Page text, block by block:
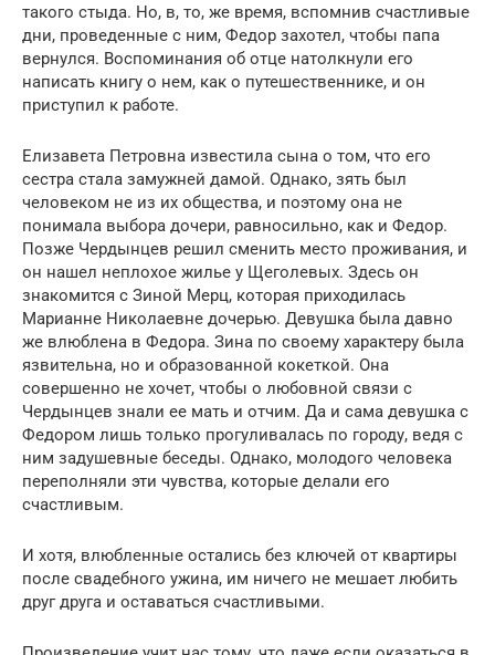
такого стыда. Но, в, то, же время, вспомнив счастливые
дни, проведенные с ним, Федор захотел, чтобы папа
вернулся. Воспоминания об отце натолкнули его
написать книгу о нем, как о путешественнике, и он
приступил к работе.
Елизавета Петровна известила сына о том, что его
сестра стала замужней дамой. Однако, зять был
человеком не из их общества, и поэтому она не
понимала выбора дочери, равносильно, как и Федор.
Позже Чердынцев решил сменить место проживания, и
он нашел неплохое жилье у Щеголевых. Здесь он
знакомится с Зиной Мерц, которая приходилась
Марианне Николаевне дочерью. Девушка была давно
же влюблена в Федора. Зина по своему характеру была
язвительна, но и образованной кокеткой. Она
совершенно не хочет, чтобы о любовной связи с
Чердынцев знали ее мать и отчим. Да и сама девушка с
Федором лишь только прогуливалась по городу, ведя с
ним задушевные беседы. Однако, молодого человека
переполняли эти чувства, которые делали его
счастливым.
И хотя, влюбленные остались без ключей от квартиры
после свадебного ужина, им ничего не мешает любить
друг друга и оставаться счастливыми.